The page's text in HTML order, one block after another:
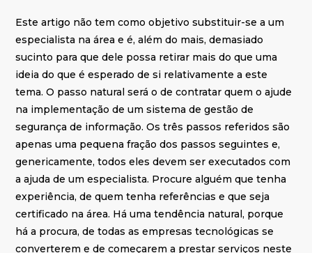
Este artigo não tem como objetivo substituir-se a um
especialista na área e é, além do mais, demasiado
sucinto para que dele possa retirar mais do que uma
ideia do que é esperado de si relativamente a este
tema. O passo natural será o de contratar quem o ajude
na implementação de um sistema de gestão de
segurança de informação. Os três passos referidos são
apenas uma pequena fração dos passos seguintes e,
genericamente, todos eles devem ser executados com
a ajuda de um especialista. Procure alguém que tenha
experiência, de quem tenha referências e que seja
certificado na área. Há uma tendência natural, porque
há a procura, de todas as empresas tecnológicas se
converterem e de começarem a prestar serviços neste